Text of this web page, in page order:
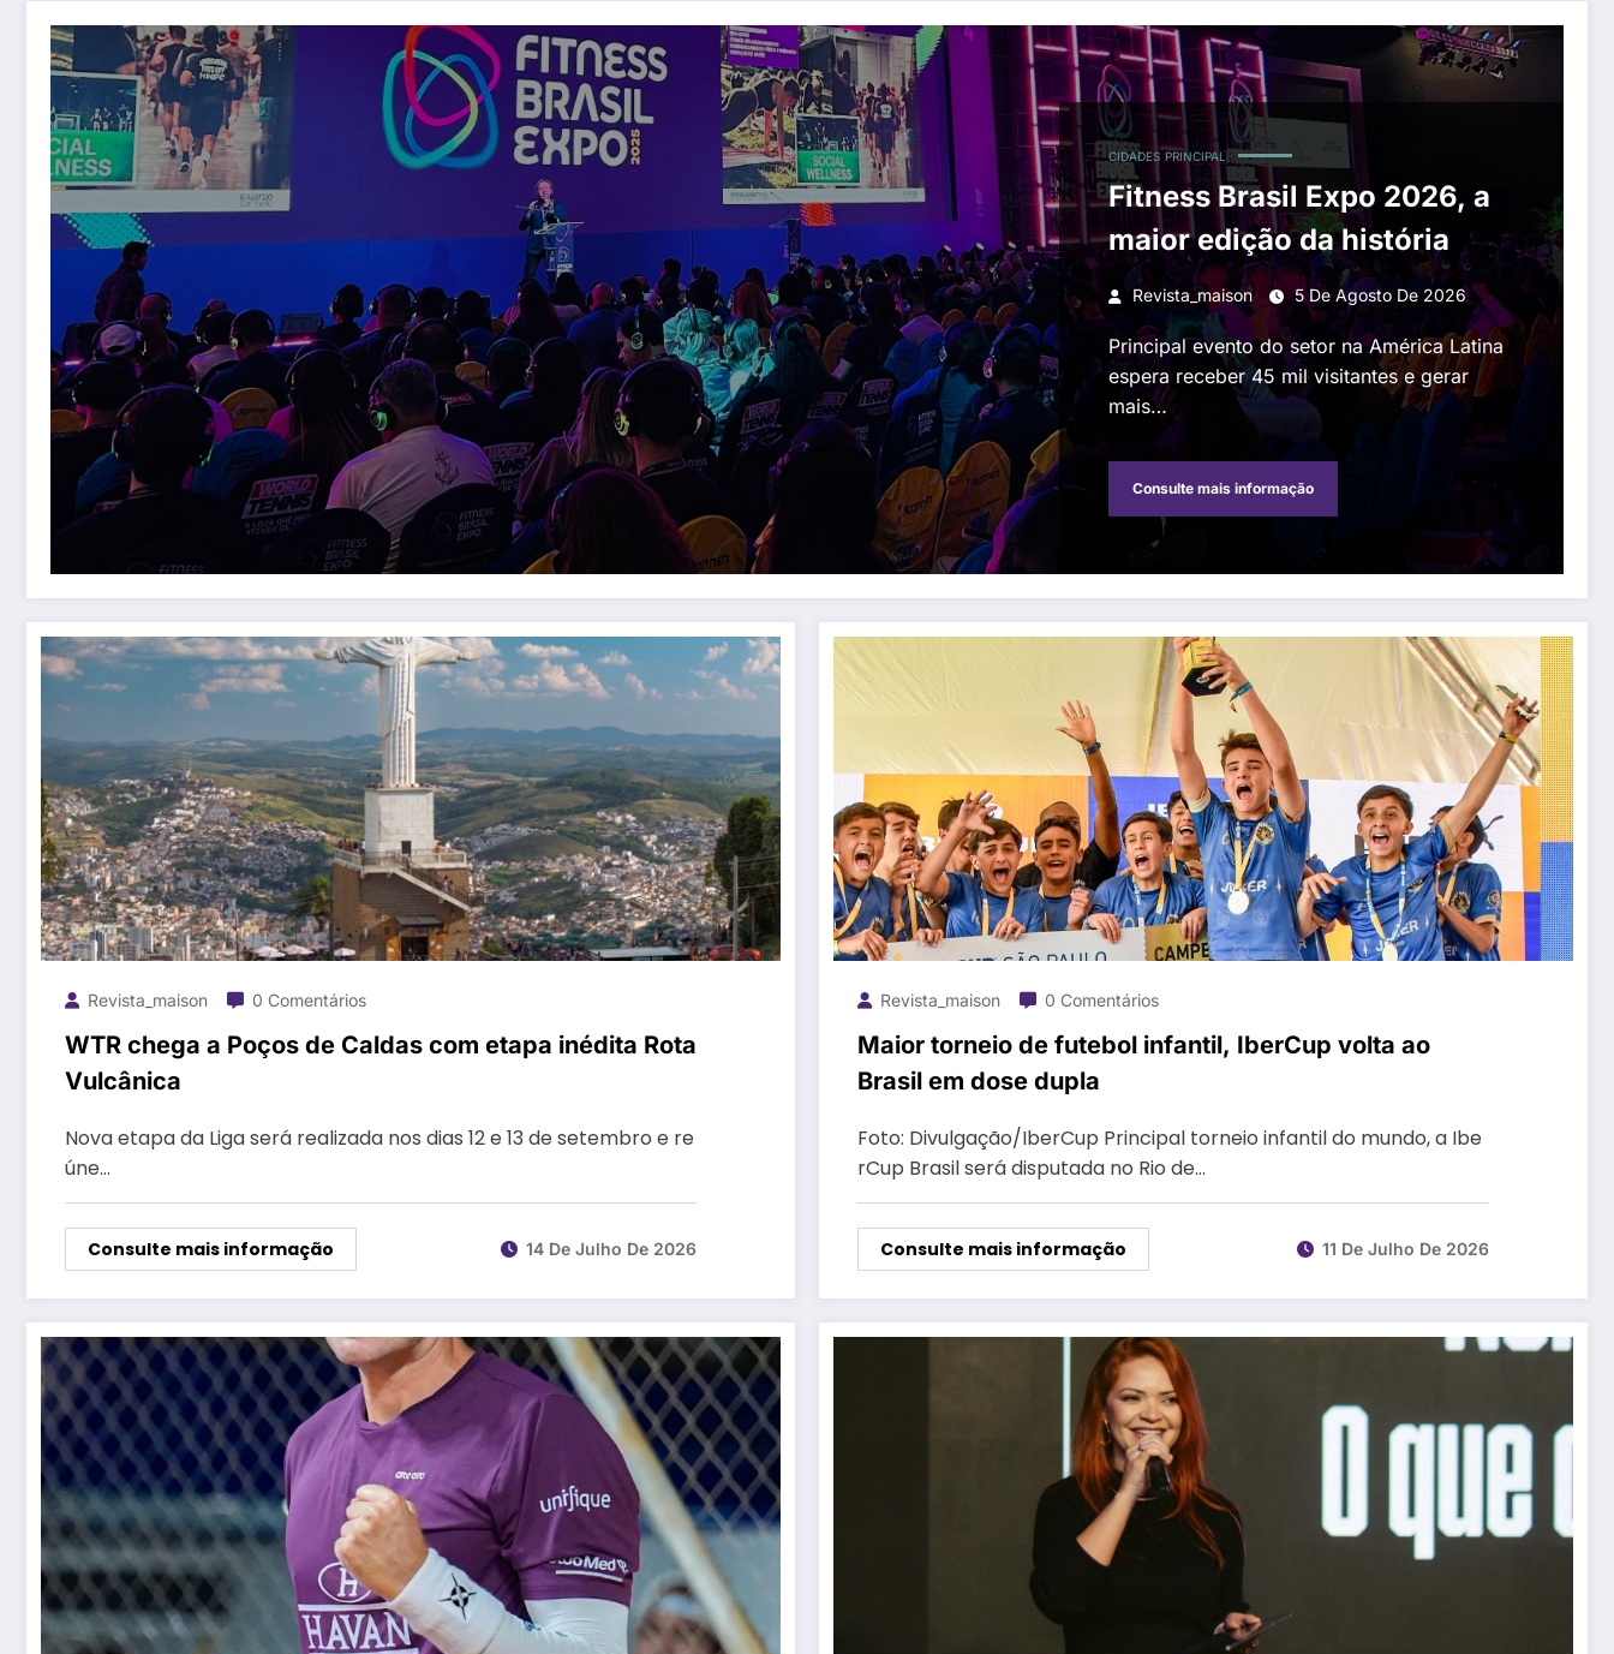
Fitness Brasil Expo 2026, a maior edição da história
CIDADES PRINCIPAL
Fitness Brasil Expo 2026, a
maior edição da história
Revista_maison 5 De Agosto De 2026
Principal evento do setor na América Latina
espera receber 45 mil visitantes e gerar
mais…
Consulte mais informação
Revista_maison 0 Comentários
WTR chega a Poços de Caldas com etapa inédita Rota
Vulcânica
Nova etapa da Liga será realizada nos dias 12 e 13 de setembro e re
úne…
Consulte mais informação 14 De Julho De 2026
Revista_maison 0 Comentários
Maior torneio de futebol infantil, IberCup volta ao
Brasil em dose dupla
Foto: Divulgação/IberCup Principal torneio infantil do mundo, a Ibe
rCup Brasil será disputada no Rio de…
Consulte mais informação 11 De Julho De 2026